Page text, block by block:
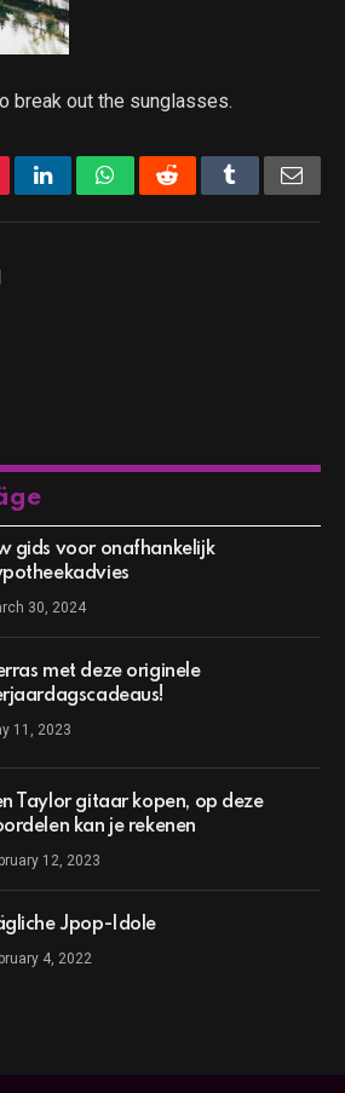
break out the sunglasses.
LinkedInWhatsAppReddit Tumblr
gids voor onafhankelijk
30, 2024
met deze originele
11, 2023
Taylor gitaar kopen, op deze
kan je rekenen
12, 2023
Jpop-Idole
4, 2022